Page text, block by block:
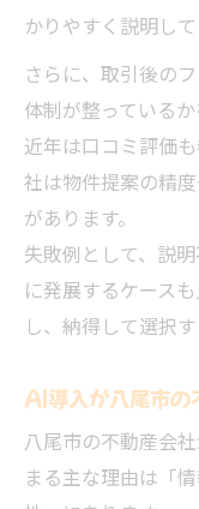
かりやすく説明し
さらに、取引後の
体制が整っている
近年は口コミ評価
社は物件提案の精
があります。
失敗例として、説
に発展するケース
し、納得して選択
AI導入が八尾市の
八尾市の不動産会
まる主な理由は「